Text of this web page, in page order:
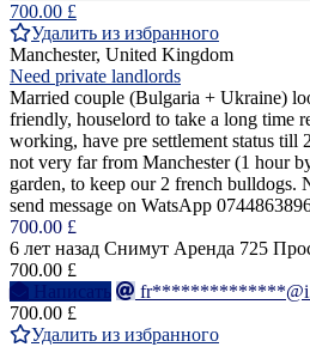
700.00 £
Удалить из избранного
Manchester, United Kingdom
Need private landlords
Married couple (Bulgaria + Ukraine)
friendly, houselord to take a long time
working, have pre settlement status till
not very far from Manchester (1 hour
garden, to keep our 2 french bulldogs.
send message on WatsApp
700.00 £
6 лет назад Снимут Аренда 725
700.00 £
Написать
700.00 £
Удалить из избранного